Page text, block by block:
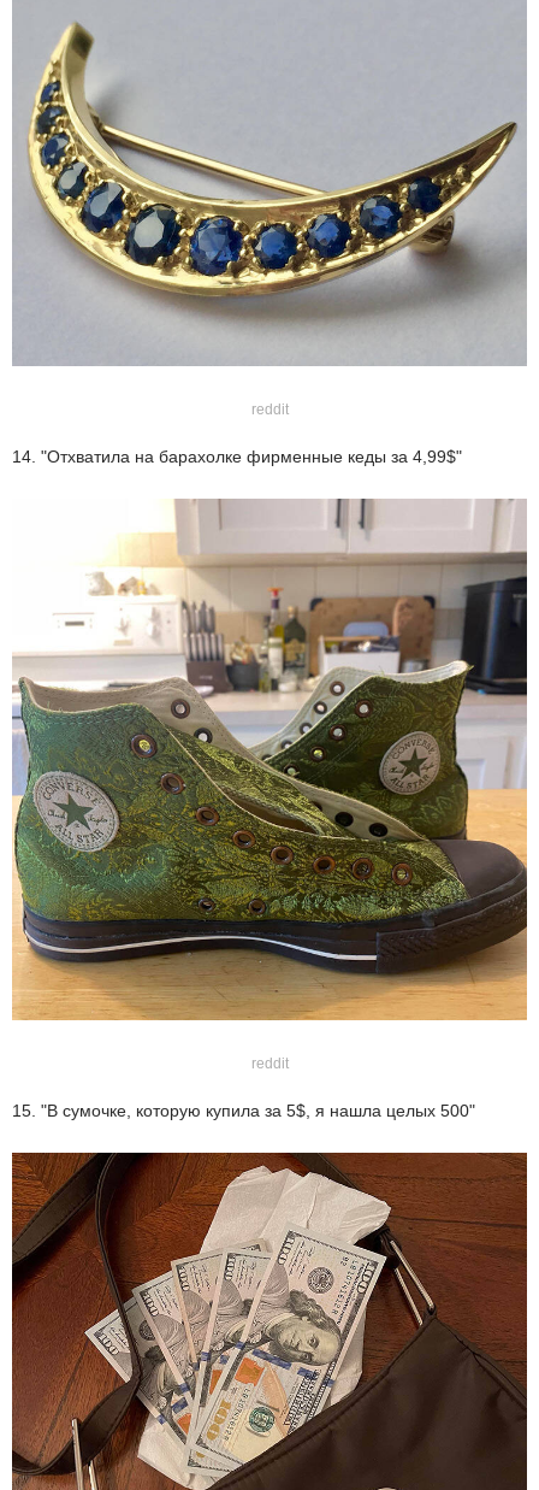
reddit
14. "Отхватила на барахолке фирменные кеды за 4,99$"
reddit
15. "В сумочке, которую купила за 5$, я нашла целых 500"